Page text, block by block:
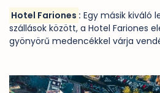
Hotel Fariones : Egy másik kiváló
szállások között, a Hotel Fariones
gyönyörű medencékkel várja